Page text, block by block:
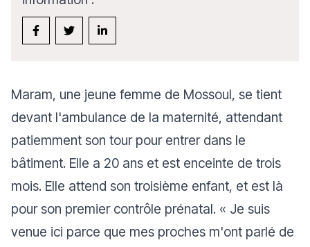
Maram, une jeune femme de Mossoul, se tient
devant l'ambulance de la maternité, attendant
patiemment son tour pour entrer dans le
bâtiment. Elle a 20 ans et est enceinte de trois
mois. Elle attend son troisième enfant, et est là
pour son premier contrôle prénatal. « Je suis
venue ici parce que mes proches m'ont parlé de